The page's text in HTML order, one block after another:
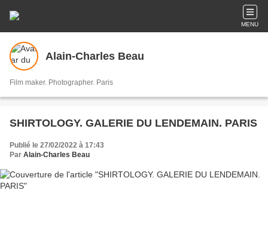
MENU
Alain-Charles Beau
Film maker. Photographer. Paris
SHIRTOLOGY. GALERIE DU LENDEMAIN. PARIS
Publié le 27/02/2022 à 17:43
Par Alain-Charles Beau